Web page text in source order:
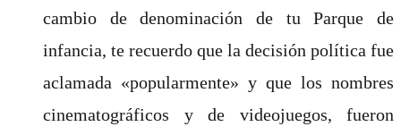
cambio de denominación de tu Parque de
infancia, te recuerdo que la decisión política fue
aclamada «popularmente» y que los nombres
cinematográficos y de videojuegos, fueron